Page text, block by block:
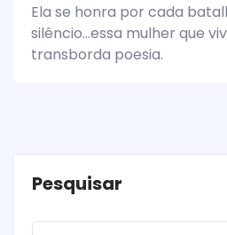
Ela se honra por cada
silêncio...essa mulher que
transborda poesia.
Pesquisar